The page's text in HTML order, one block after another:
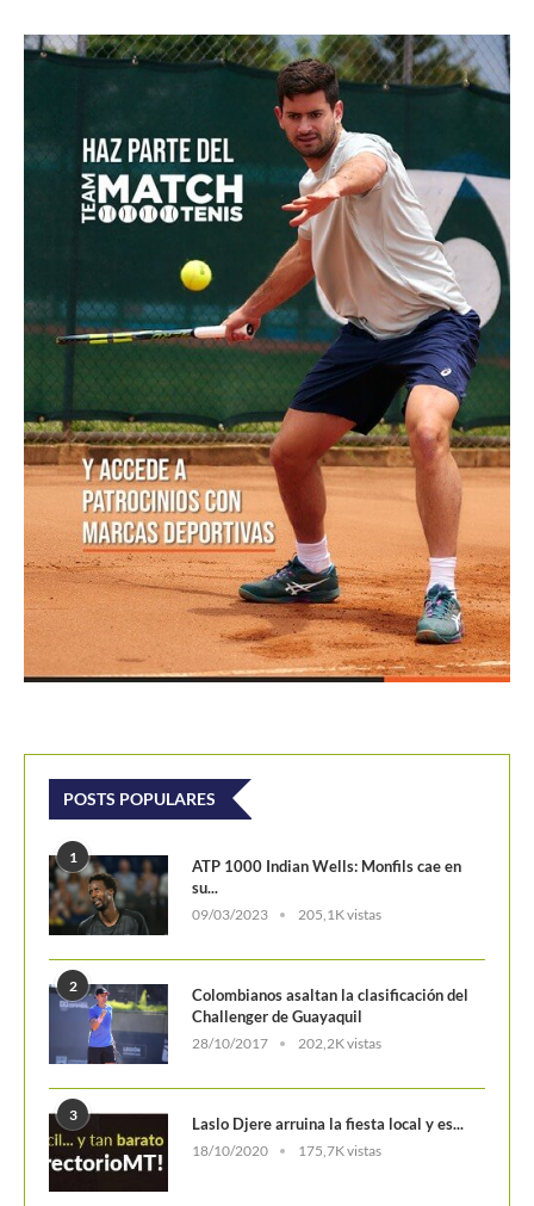
POSTS POPULARES
1
ATP 1000 Indian Wells: Monfils cae en
2
Challenger de Guayaquil
28/10/2017
3 Laslo Djere arruina la fiesta local y es...
18/10/2020 175,7K vistas
Wimbledon 2024 repartirá 50 millones
de libras en...
5 WTA Finals 2024: Cuadro principal